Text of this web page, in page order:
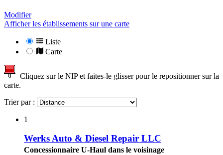
Modifier
Afficher les établissements sur une carte
Liste
Carte
Cliquez sur le NIP et faites-le glisser pour le repositionner sur la
carte.
Trier par :
1
Werks Auto & Diesel Repair LLC
Concessionnaire U-Haul dans le voisinage